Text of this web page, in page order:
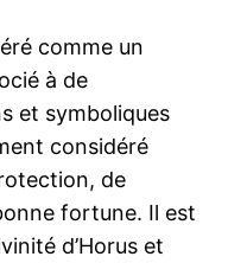
comme un
à de
et symboliques
considéré
de
fortune. Il est
d’Horus et